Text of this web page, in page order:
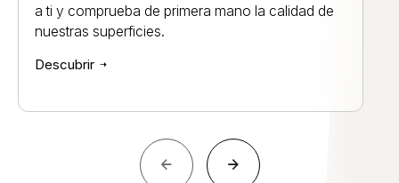
a ti y comprueba de primera mano la calidad de
nuestras superficies.
Descubrir